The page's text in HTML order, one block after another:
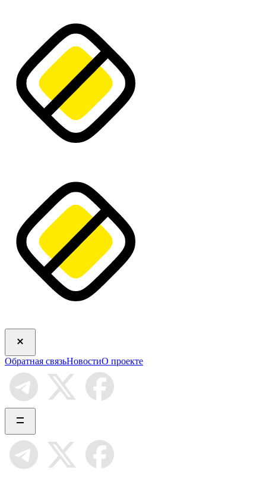
Обратная связьНовостиО проекте